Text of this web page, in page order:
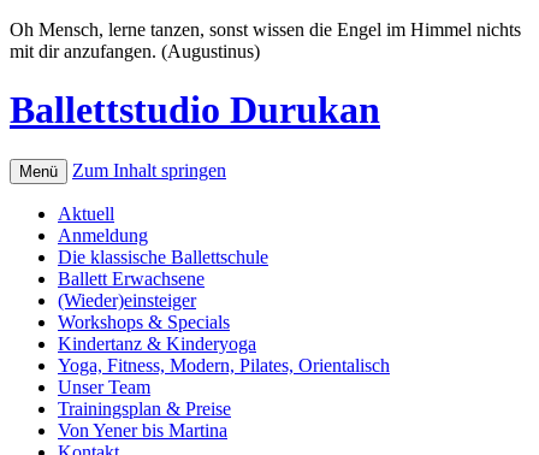
Oh Mensch, lerne tanzen, sonst wissen die Engel im Himmel nichts
mit dir anzufangen. (Augustinus)
Ballettstudio Durukan
Menü Zum Inhalt springen
Aktuell
Anmeldung
Die klassische Ballettschule
Ballett Erwachsene
(Wieder)einsteiger
Workshops & Specials
Kindertanz & Kinderyoga
Yoga, Fitness, Modern, Pilates, Orientalisch
Unser Team
Trainingsplan & Preise
Von Yener bis Martina